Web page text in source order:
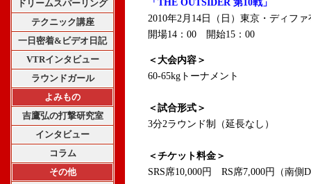
ドリームスパーリング
テクニック講座
一日密着&ビデオ日記
VTRインタビュー
ラウンドガール
よみもの
吉鷹弘の打撃研究室
インタビュー
コラム
その他
「THE OUTSIDER 第10戦」
2010年2月14日（日）東京・ディファ
開場14：00 開始15：00
＜大会内容＞
60-65kgトーナメント
＜試合形式＞
3分2ラウンド制（延長なし）
＜チケット料金＞
SRS席10,000円 RS席7,000円（南側